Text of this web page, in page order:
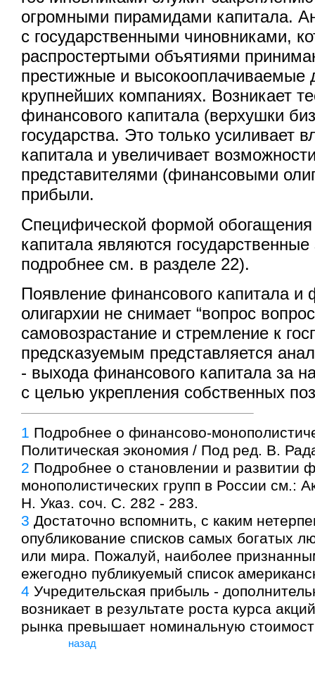
огромными пирамидами капитала.
с государственными чиновниками,
распростертыми объятиями
престижные и высокооплачиваемые
крупнейших компаниях. Возникает
финансового капитала (верхушки
государства. Это только усиливает
капитала и увеличивает
представителями (финансовыми
прибыли.
Специфической формой обогащения
капитала являются
подробнее см. в разделе 22).
Появление финансового капитала и
олигархии не снимает “вопрос
самовозрастание и стремление к
предсказуемым представляется
- выхода финансового капитала за
с целью укрепления собственных
1 Подробнее о финансово-
Политическая экономия / Под ред. В.
2 Подробнее о становлении и развитии
монополистических групп в России см.:
Н. Указ. соч. С. 282 - 283.
3 Достаточно вспомнить, с каким
опубликование списков самых богатых
или мира. Пожалуй, наиболее
ежегодно публикуемый список
4 Учредительская прибыль -
возникает в результате роста курса
рынка превышает номинальную
назад